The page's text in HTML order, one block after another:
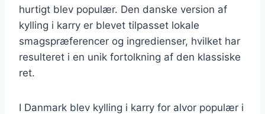
hurtigt blev populær. Den danske version af
kylling i karry er blevet tilpasset lokale
smagspræferencer og ingredienser, hvilket har
resulteret i en unik fortolkning af den klassiske
ret.
I Danmark blev kylling i karry for alvor populær i